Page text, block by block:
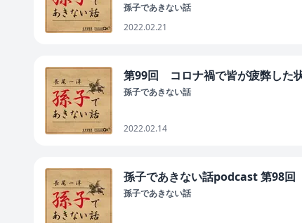
孫子であきない話
2022.02.21
第99回 コロナ禍で皆が疲弊した
孫子であきない話
2022.02.14
孫子であきない話podcast 第98回
孫子であきない話